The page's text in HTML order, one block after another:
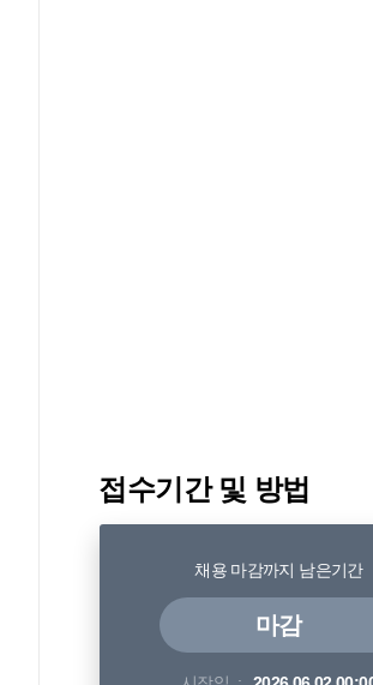
접수기간 및 방법
채용 마감까지 남은기간
마감